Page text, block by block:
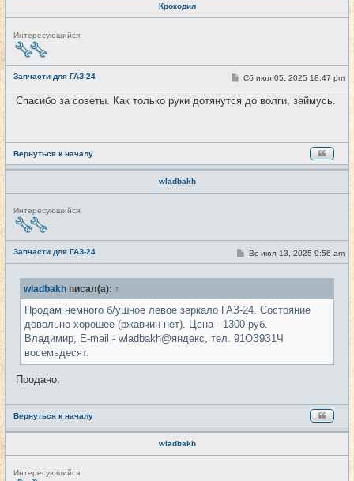
Крокодил
Н
е
в
т
и
Интересующийся
Запчасти для ГАЗ-24 #42
С
о
б
и
Сб июл 05, 2025 18:47 pm
Спасибо за советы. Как только руки дотянутся до волги, займусь.
Вернуться к началу
wladbakh
Н
е
т
и
Интересующийся
Запчасти для ГАЗ-24 #43
С
о
е
н
е
Вс июл 13, 2025 9:56 am
wladbakh писал(а): ↑
Продам немного б/ушное левое зеркало ГАЗ-24. Состояние
довольно хорошее (ржавчин нет). Цена - 1300 руб.
Владимир, E-mail - wladbakh@яндекс, тел. 91ОЗ9З1Ч
восемьдесят.
Продано.
Вернуться к началу
wladbakh
Н
Интересующийся